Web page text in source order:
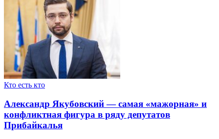
Кто есть кто
Александр Якубовский — самая «мажорная» и
конфликтная фигура в ряду депутатов
Прибайкалья